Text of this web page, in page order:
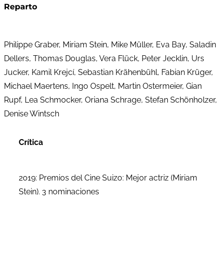
Reparto
Philippe Graber, Miriam Stein, Mike Müller, Eva Bay, Saladin
Dellers, Thomas Douglas, Vera Flück, Peter Jecklin, Urs
Jucker, Kamil Krejcí, Sebastian Krähenbühl, Fabian Krüger,
Michael Maertens, Ingo Ospelt, Martin Ostermeier, Gian
Rupf, Lea Schmocker, Oriana Schrage, Stefan Schönholzer,
Denise Wintsch
Crítica
2019: Premios del Cine Suizo: Mejor actriz (Miriam
Stein). 3 nominaciones